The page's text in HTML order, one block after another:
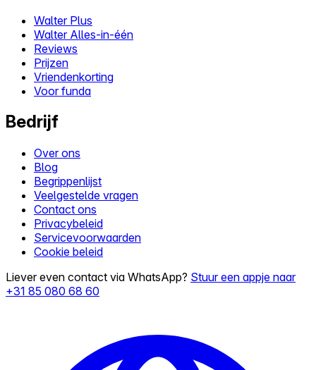
Walter Plus
Walter Alles-in-één
Reviews
Prijzen
Vriendenkorting
Voor funda
Bedrijf
Over ons
Blog
Begrippenlijst
Veelgestelde vragen
Contact ons
Privacybeleid
Servicevoorwaarden
Cookie beleid
Liever even contact via WhatsApp? Stuur een appje naar
+31 85 080 68 60